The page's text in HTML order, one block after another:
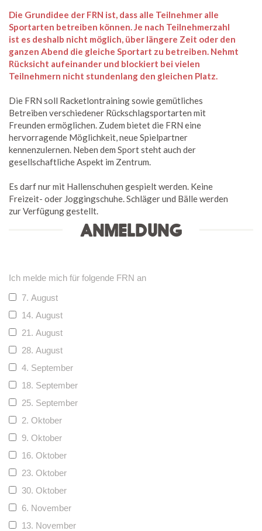
Die Grundidee der FRN ist, dass alle Teilnehmer alle
Sportarten betreiben können. Je nach Teilnehmerzahl
ist es deshalb nicht möglich, über längere Zeit oder den
ganzen Abend die gleiche Sportart zu betreiben. Nehmt
Rücksicht aufeinander und blockiert bei vielen
Teilnehmern nicht stundenlang den gleichen Platz.
Die FRN soll Racketlontraining sowie gemütliches
Betreiben verschiedener Rückschlagsportarten mit
Freunden ermöglichen. Zudem bietet die FRN eine
hervorragende Möglichkeit, neue Spielpartner
kennenzulernen. Neben dem Sport steht auch der
gesellschaftliche Aspekt im Zentrum.
Es darf nur mit Hallenschuhen gespielt werden. Keine
Freizeit- oder Joggingschuhe. Schläger und Bälle werden
zur Verfügung gestellt.
ANMELDUNG
Ich melde mich für folgende FRN an
7. August
14. August
21. August
28. August
4. September
18. September
25. September
2. Oktober
9. Oktober
16. Oktober
23. Oktober
30. Oktober
6. November
13. November